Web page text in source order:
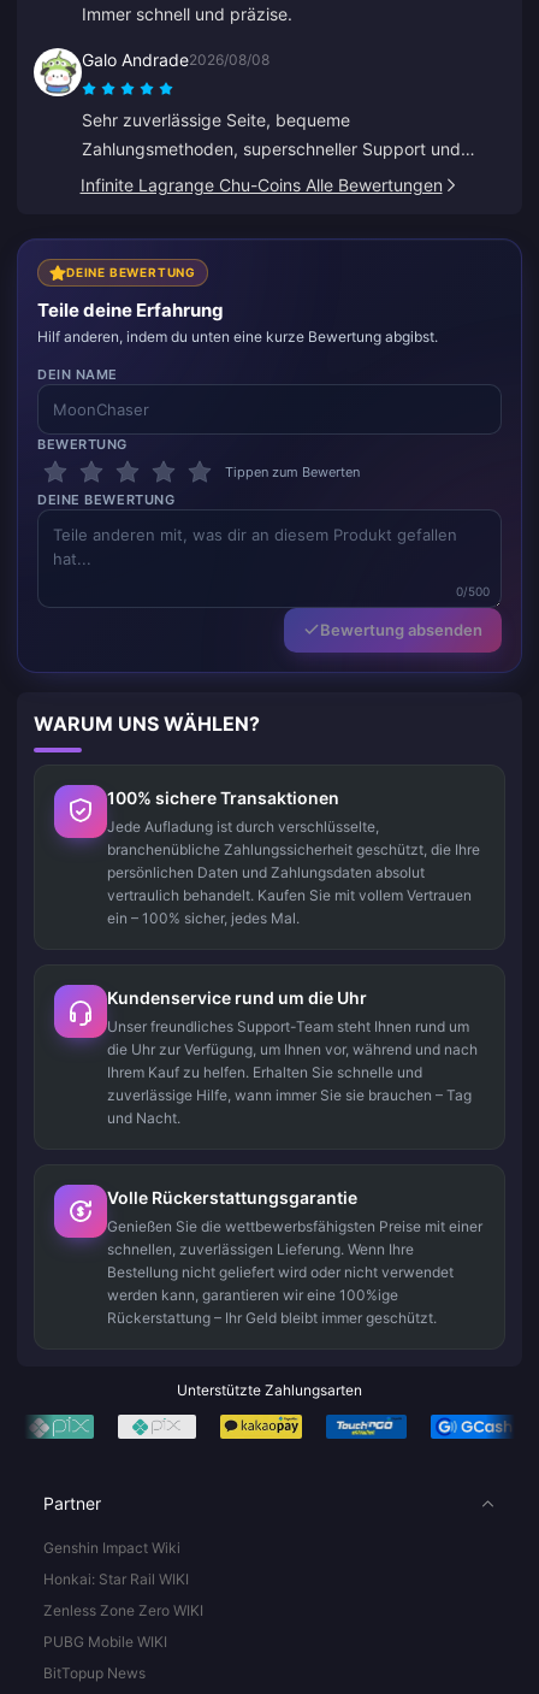
Immer schnell und präzise.
Galo Andrade2026/08/08
Sehr zuverlässige Seite, bequeme
Zahlungsmethoden, superschneller Support und
günstige Preise.
Infinite Lagrange Chu-Coins Alle Bewertungen
DEINE BEWERTUNG
Teile deine Erfahrung
Hilf anderen, indem du unten eine kurze Bewertung abgibst.
DEIN NAME
BEWERTUNG
Tippen zum Bewerten
DEINE BEWERTUNG
0/500
Bewertung absenden
WARUM UNS WÄHLEN?
100% sichere Transaktionen
Jede Aufladung ist durch verschlüsselte,
branchenübliche Zahlungssicherheit geschützt, die Ihre
persönlichen Daten und Zahlungsdaten absolut
vertraulich behandelt. Kaufen Sie mit vollem Vertrauen
ein – 100% sicher, jedes Mal.
Kundenservice rund um die Uhr
Unser freundliches Support-Team steht Ihnen rund um
die Uhr zur Verfügung, um Ihnen vor, während und nach
Ihrem Kauf zu helfen. Erhalten Sie schnelle und
zuverlässige Hilfe, wann immer Sie sie brauchen – Tag
und Nacht.
Volle Rückerstattungsgarantie
Genießen Sie die wettbewerbsfähigsten Preise mit einer
schnellen, zuverlässigen Lieferung. Wenn Ihre
Bestellung nicht geliefert wird oder nicht verwendet
werden kann, garantieren wir eine 100%ige
Rückerstattung – Ihr Geld bleibt immer geschützt.
Unterstützte Zahlungsarten
Partner
Genshin Impact Wiki
Honkai: Star Rail WIKI
Zenless Zone Zero WIKI
PUBG Mobile WIKI
BitTopup News